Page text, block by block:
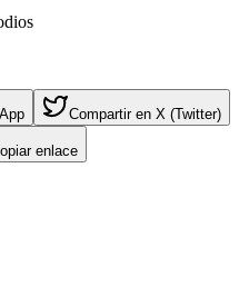
Compartir en X (Twitter)
enlace